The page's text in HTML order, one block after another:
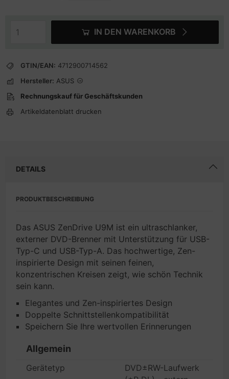
IN DEN WARENKORB
GTIN/EAN: 4712900714562
Hersteller: ASUS
Rechnungskauf für Geschäftskunden
Artikeldatenblatt drucken
DETAILS
PRODUKTBESCHREIBUNG
Das ASUS ZenDrive U9M ist ein ultraschlanker,
externer DVD-Brenner mit Unterstützung für USB-
Typ-C und USB-Typ-A. Das hochwertige, Zen-
inspirierte Design mit seinen feinen,
konzentrischen Kreisen zeigt, wie schön Technik
sein kann.
Elegantes und Zen-inspiriertes Design
Doppelte Schnittstellenkompatibilität
Speichern Sie Ihre wertvollen Erinnerungen
Allgemein
Gerätetyp
DVD±RW-Laufwerk